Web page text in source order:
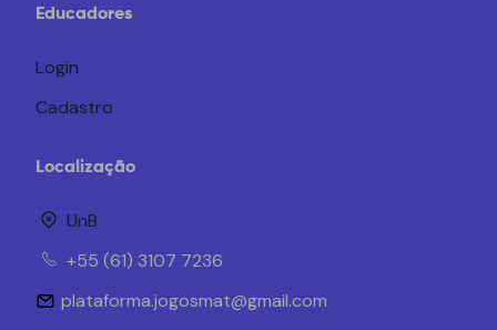
Educadores
Login
Cadastro
Localização
UnB
+55 (61) 3107 7236
plataforma.jogosmat@gmail.com